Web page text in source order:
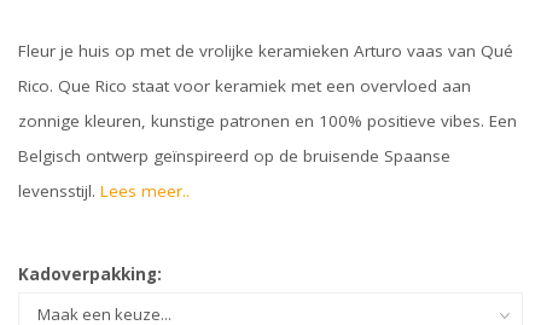
Fleur je huis op met de vrolijke keramieken Arturo vaas van Qué
Rico. Que Rico staat voor keramiek met een overvloed aan
zonnige kleuren, kunstige patronen en 100% positieve vibes. Een
Belgisch ontwerp geïnspireerd op de bruisende Spaanse
levensstijl. Lees meer..
Kadoverpakking: